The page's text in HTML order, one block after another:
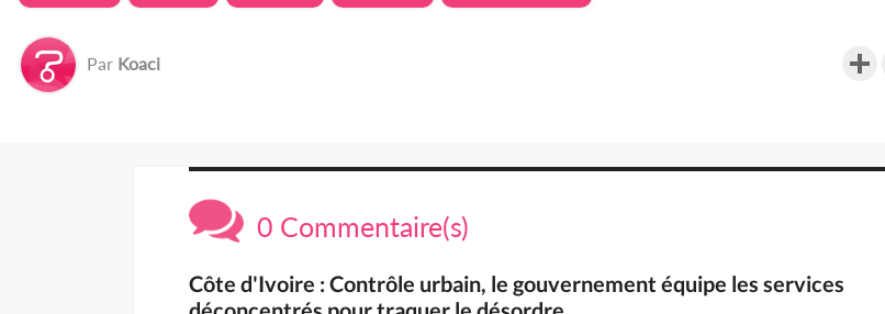
Par Koaci
0 Commentaire(s)
Côte d'Ivoire : Contrôle urbain, le gouvernement équipe les services